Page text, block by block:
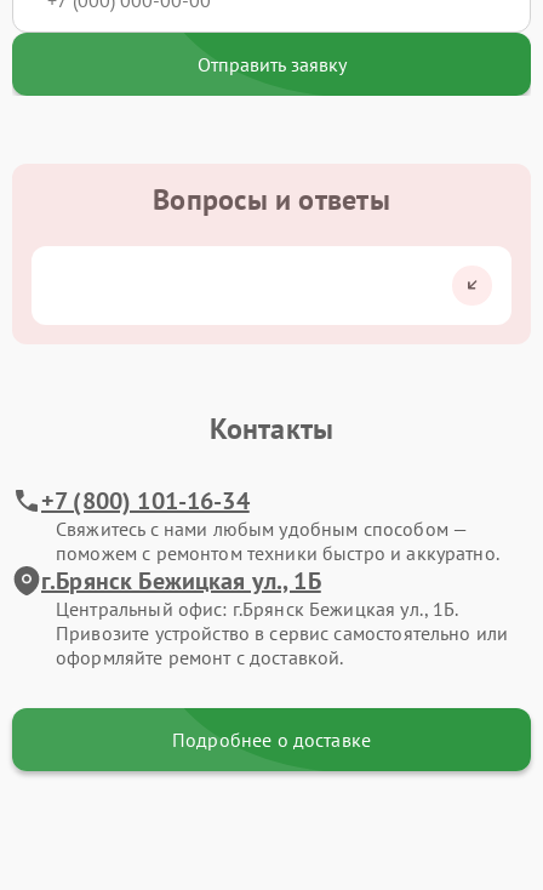
Отправить заявку
Вопросы и ответы
Контакты
+7 (800) 101-16-34
Свяжитесь с нами любым удобным способом —
поможем с ремонтом техники быстро и аккуратно.
г.Брянск Бежицкая ул., 1Б
Центральный офис: г.Брянск Бежицкая ул., 1Б.
Привозите устройство в сервис самостоятельно или
оформляйте ремонт с доставкой.
Подробнее о доставке